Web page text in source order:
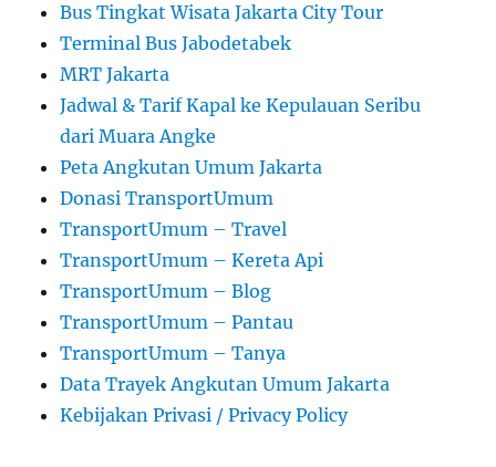
Bus Tingkat Wisata Jakarta City Tour
Terminal Bus Jabodetabek
MRT Jakarta
Jadwal & Tarif Kapal ke Kepulauan Seribu
dari Muara Angke
Peta Angkutan Umum Jakarta
Donasi TransportUmum
TransportUmum – Travel
TransportUmum – Kereta Api
TransportUmum – Blog
TransportUmum – Pantau
TransportUmum – Tanya
Data Trayek Angkutan Umum Jakarta
Kebijakan Privasi / Privacy Policy